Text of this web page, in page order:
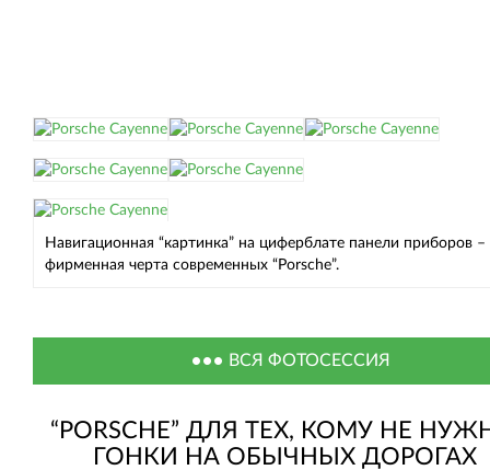
Навигационная “картинка” на циферблате панели приборов –
фирменная черта современных “Porsche”.
ВСЯ ФОТОСЕССИЯ
“PORSCHE” ДЛЯ ТЕХ, КОМУ НЕ
ГОНКИ НА ОБЫЧНЫХ ДОРОГАХ